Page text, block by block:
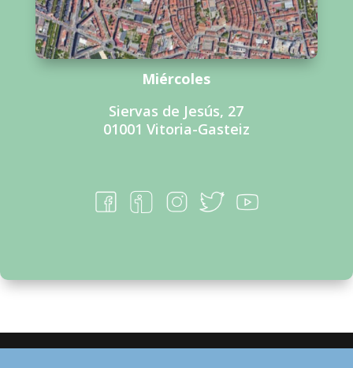
Miércoles
Siervas de Jesús, 27
01001 Vitoria-Gasteiz